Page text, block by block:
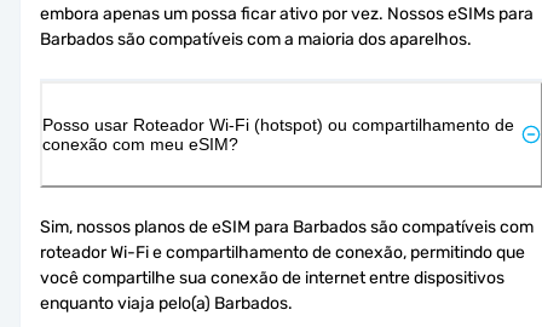
embora apenas um possa ficar ativo por vez. Nossos eSIMs para
Barbados são compatíveis com a maioria dos aparelhos.
Posso usar Roteador Wi-Fi (hotspot) ou compartilhamento de
conexão com meu eSIM?
Sim, nossos planos de eSIM para Barbados são compatíveis com
roteador Wi-Fi e compartilhamento de conexão, permitindo que
você compartilhe sua conexão de internet entre dispositivos
enquanto viaja pelo(a) Barbados.